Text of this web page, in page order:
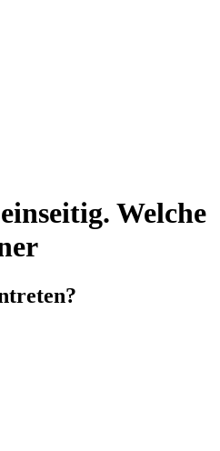
Welche